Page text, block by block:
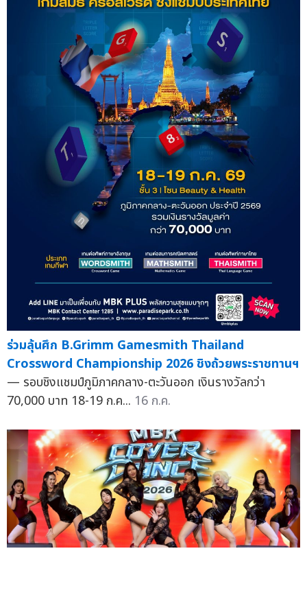
ร่วมลุ้นศึก B.Grimm Gamesmith Thailand
Crossword Championship 2026 ชิงถ้วยพระราชทานฯ
— รอบชิงแชมป์ภูมิภาคกลาง-ตะวันออก เงินรางวัลกว่า
70,000 บาท 18-19 ก.ค... 16 ก.ค.